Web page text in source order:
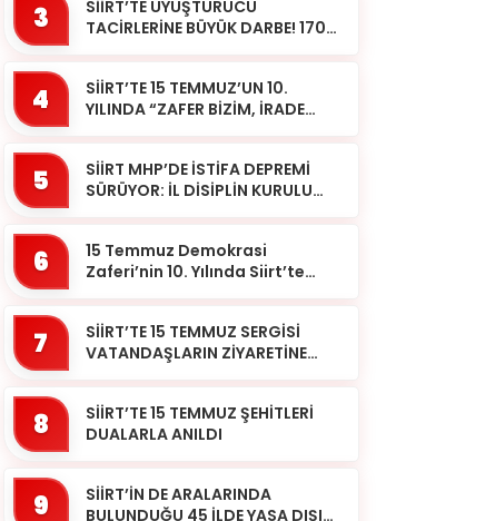
3
SİİRT’TE UYUŞTURUCU
TACİRLERİNE BÜYÜK DARBE! 170
TUTUKLAND...
4
SİİRT’TE 15 TEMMUZ’UN 10.
YILINDA “ZAFER BİZİM, İRADE
5
SİİRT MHP’DE İSTİFA DEPREMİ
SÜRÜYOR: İL DİSİPLİN KURULU
6
15 Temmuz Demokrasi
Zaferi’nin 10. Yılında Siirt’te
7
SİİRT’TE 15 TEMMUZ SERGİSİ
VATANDAŞLARIN ZİYARETİNE
8
SİİRT’TE 15 TEMMUZ ŞEHİTLERİ
DUALARLA ANILDI
9
SİİRT’İN DE ARALARINDA
BULUNDUĞU 45 İLDE YASA DIŞI